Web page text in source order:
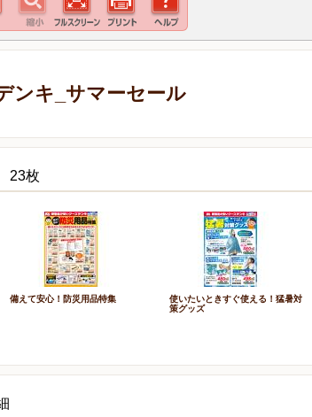
ンキ_サマーセール
23枚
備えて安心！防災用品特集
使いたいときすぐ使える！猛暑対
策グッズ